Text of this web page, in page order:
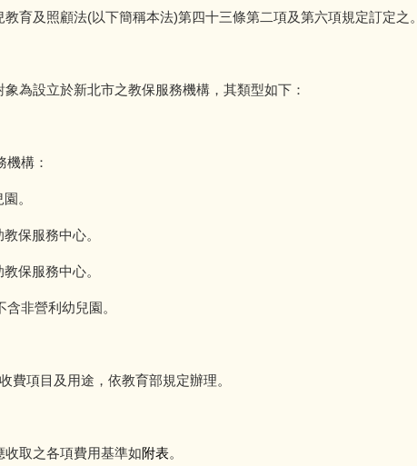
及照顧法(以下簡稱本法)第四十三條第二項及第六項規定訂定之。
為設立於新北市之教保服務機構，其類型如下：
構：
。
服務中心。
服務中心。
營利幼兒園。
項目及用途，依教育部規定辦理。
取之各項費用基準如附表。